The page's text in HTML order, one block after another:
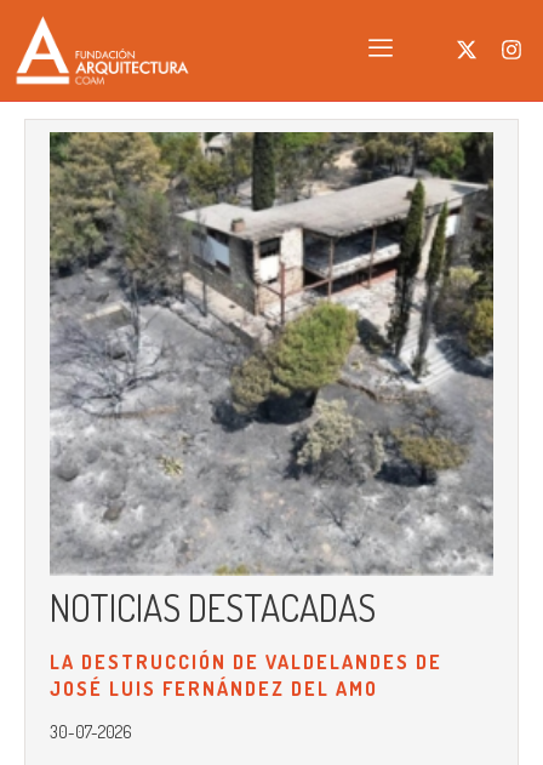
NOTICIAS DESTACADAS
LA DESTRUCCIÓN DE VALDELANDES DE
JOSÉ LUIS FERNÁNDEZ DEL AMO
30-07-2026